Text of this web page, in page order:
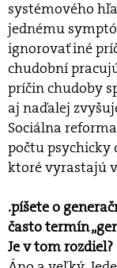
systémového
jednému
ignorovať iné
chudobní
príčin chudoby
aj naďalej
Sociálna
počtu psychicky
ktoré vyrastajú
.píšete o
často termín
Je v tom rozdiel?